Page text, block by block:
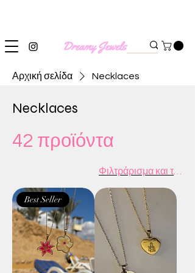
Αρχική σελίδα Necklaces
Necklaces
42 προϊόντα
Φιλτράρισμα και
Best Seller